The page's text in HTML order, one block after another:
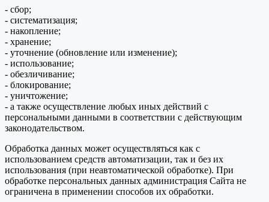
- сбор;
- систематизация;
- накопление;
- хранение;
- уточнение (обновление или изменение);
- использование;
- обезличивание;
- блокирование;
- уничтожение;
- а также осуществление любых иных действий с
персональными данными в соответствии с действующим
законодательством.
Обработка данных может осуществляться как с
использованием средств автоматизации, так и без их
использования (при неавтоматической обработке). При
обработке персональных данных администрация Сайта не
ограничена в применении способов их обработки.